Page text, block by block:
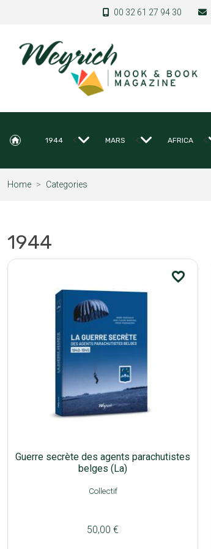
00 32 61 27 94 30
1944 < MARS < AFRICA <
Home Categories
1944
favorite_border
Guerre secrète des agents parachutistes
belges (La)
Collectif
50,00 €